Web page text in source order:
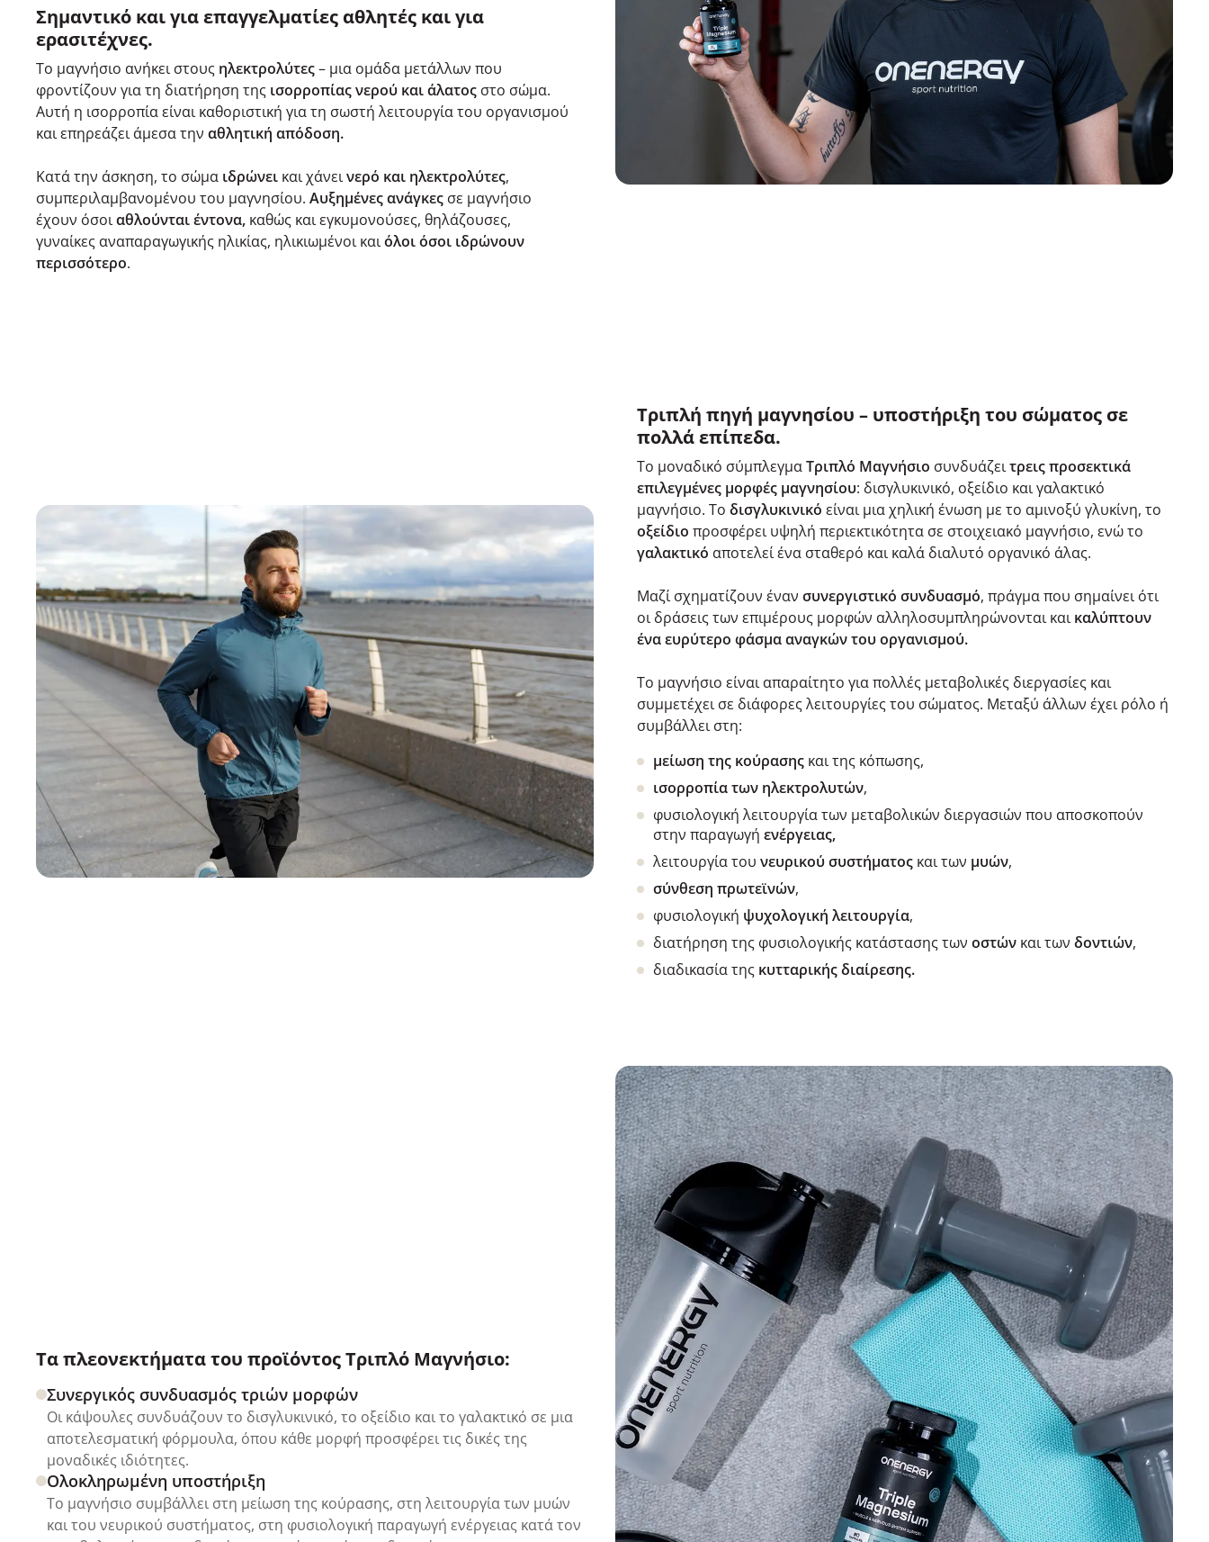
Σημαντικό και για επαγγελματίες αθλητές και για
ερασιτέχνες.
Το μαγνήσιο ανήκει στους ηλεκτρολύτες– μια ομάδα μετάλλων που
φροντίζουν για τη διατήρηση της ισορροπίας νερού και άλατος στο σώμα.
Αυτή η ισορροπία είναι καθοριστική για τη σωστή λειτουργία του οργανισμού
και επηρεάζει άμεσα την αθλητική απόδοση.
Κατά την άσκηση, το σώμα ιδρώνει και χάνεινερό και ηλεκτρολύτες,
συμπεριλαμβανομένου του μαγνησίου. Αυξημένες ανάγκες σε μαγνήσιο
έχουν όσοιαθλούνται έντονα, καθώς και εγκυμονούσες, θηλάζουσες,
γυναίκες αναπαραγωγικής ηλικίας, ηλικιωμένοι καιόλοι όσοι ιδρώνουν
περισσότερο.
Τριπλή πηγή μαγνησίου – υποστήριξη του σώματος σε
πολλά επίπεδα.
Το μοναδικό σύμπλεγμαΤριπλό Μαγνήσιο συνδυάζειτρεις προσεκτικά
επιλεγμένες μορφές μαγνησίου: δισγλυκινικό, οξείδιο και γαλακτικό
μαγνήσιο. Το δισγλυκινικό είναι μια χηλική ένωση με το αμινοξύ γλυκίνη, το
οξείδιο προσφέρει υψηλή περιεκτικότητα σε στοιχειακό μαγνήσιο, ενώ το
γαλακτικό αποτελεί ένα σταθερό και καλά διαλυτό οργανικό άλας.
Μαζί σχηματίζουν έναν συνεργιστικό συνδυασμό, πράγμα που σημαίνει ότι
οι δράσεις των επιμέρους μορφών αλληλοσυμπληρώνονται καικαλύπτουν
ένα ευρύτερο φάσμα αναγκών του οργανισμού.
Το μαγνήσιο είναι απαραίτητο για πολλές μεταβολικές διεργασίες και
συμμετέχει σε διάφορες λειτουργίες του σώματος. Μεταξύ άλλων έχει ρόλο ή
συμβάλλει στη:
μείωση της κούρασης και της κόπωσης,
ισορροπία των ηλεκτρολυτών,
φυσιολογική λειτουργία των μεταβολικών διεργασιών που αποσκοπούν
στην παραγωγή ενέργειας,
λειτουργία του νευρικού συστήματος και των μυών,
σύνθεση πρωτεϊνών,
φυσιολογική ψυχολογική λειτουργία,
διατήρηση της φυσιολογικής κατάστασης των οστών και των δοντιών,
διαδικασία της κυτταρικής διαίρεσης.
Τα πλεονεκτήματα του προϊόντος Τριπλό Μαγνήσιο:
Συνεργικός συνδυασμός τριών μορφών
Οι κάψουλες συνδυάζουν το δισγλυκινικό, το οξείδιο και το γαλακτικό σε μια
αποτελεσματική φόρμουλα, όπου κάθε μορφή προσφέρει τις δικές της
μοναδικές ιδιότητες.
Ολοκληρωμένη υποστήριξη
Το μαγνήσιο συμβάλλει στη μείωση της κούρασης, στη λειτουργία των μυών
και του νευρικού συστήματος, στη φυσιολογική παραγωγή ενέργειας κατά τον